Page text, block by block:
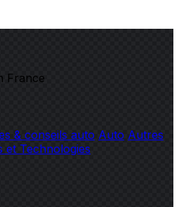
France
& conseils auto Auto Autres
et Technologies